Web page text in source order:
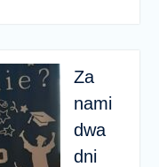
Za
nami
dwa
dni